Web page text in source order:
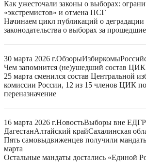
Как ужесточали законы о выборах:
«экстремистов» и отмена ПСГ
Начинаем цикл публикаций о деградации
законодательства о выборах за
30 марта 2026 г.ОбзорыИзбиркомы
Чем запомнится (не)ушедший состав ЦИК
25 марта сменился состав Центральной
комиссии России, 12 из 15 членов ЦИК
переназначение
16 марта 2026 г.НовостьВыборы вне ЕДГ
ДагестанАлтайский крайСахалинская
Пять самовыдвиженцев получили
марта
Остальные мандаты достались «Единой